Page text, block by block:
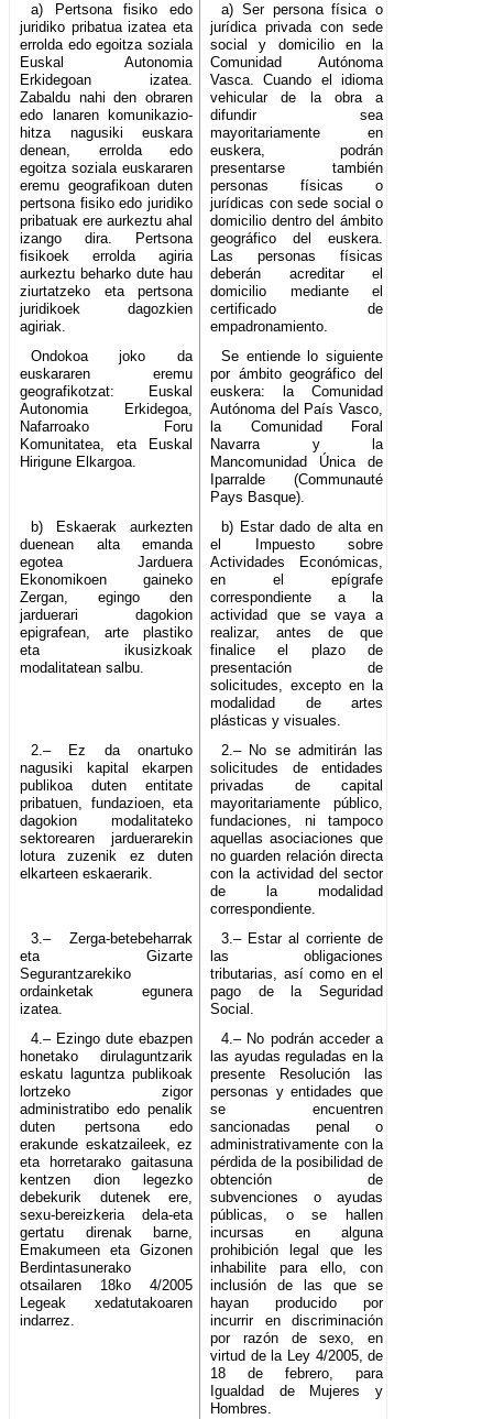
a) Pertsona fisiko edo
juridiko pribatua izatea eta
errolda edo egoitza soziala
Euskal Autonomia
Erkidegoan izatea.
Zabaldu nahi den obraren
edo lanaren komunikazio-
hitza nagusiki euskara
denean, errolda edo
egoitza soziala euskararen
eremu geografikoan duten
pertsona fisiko edo juridiko
pribatuak ere aurkeztu ahal
izango dira. Pertsona
fisikoek errolda agiria
aurkeztu beharko dute hau
ziurtatzeko eta pertsona
juridikoek dagozkien
agiriak.
a) Ser persona física o
jurídica privada con sede
social y domicilio en la
Comunidad Autónoma
Vasca. Cuando el idioma
vehicular de la obra a
difundir sea
mayoritariamente en
euskera, podrán
presentarse también
personas físicas o
jurídicas con sede social o
domicilio dentro del ámbito
geográfico del euskera.
Las personas físicas
deberán acreditar el
domicilio mediante el
certificado de
empadronamiento.
Ondokoa joko da
euskararen eremu
geografikotzat: Euskal
Autonomia Erkidegoa,
Nafarroako Foru
Komunitatea, eta Euskal
Hirigune Elkargoa.
Se entiende lo siguiente
por ámbito geográfico del
euskera: la Comunidad
Autónoma del País Vasco,
la Comunidad Foral
Navarra y la
Mancomunidad Única de
Iparralde (Communauté
Pays Basque).
b) Eskaerak aurkezten
duenean alta emanda
egotea Jarduera
Ekonomikoen gaineko
Zergan, egingo den
jarduerari dagokion
epigrafean, arte plastiko
eta ikusizkoak
modalitatean salbu.
b) Estar dado de alta en
el Impuesto sobre
Actividades Económicas,
en el epígrafe
correspondiente a la
actividad que se vaya a
realizar, antes de que
finalice el plazo de
presentación de
solicitudes, excepto en la
modalidad de artes
plásticas y visuales.
2.– Ez da onartuko
nagusiki kapital ekarpen
publikoa duten entitate
pribatuen, fundazioen, eta
dagokion modalitateko
sektorearen jarduerarekin
lotura zuzenik ez duten
elkarteen eskaerarik.
2.– No se admitirán las
solicitudes de entidades
privadas de capital
mayoritariamente público,
fundaciones, ni tampoco
aquellas asociaciones que
no guarden relación directa
con la actividad del sector
de la modalidad
correspondiente.
3.– Zerga-betebeharrak
eta Gizarte
Segurantzarekiko
ordainketak egunera
izatea.
3.– Estar al corriente de
las obligaciones
tributarias, así como en el
pago de la Seguridad
Social.
4.– Ezingo dute ebazpen
honetako dirulaguntzarik
eskatu laguntza publikoak
lortzeko zigor
administratibo edo penalik
duten pertsona edo
erakunde eskatzaileek, ez
eta horretarako gaitasuna
kentzen dion legezko
debekurik dutenek ere,
sexu-bereizkeria dela-eta
gertatu direnak barne,
Emakumeen eta Gizonen
Berdintasunerako
otsailaren 18ko 4/2005
Legeak xedatutakoaren
indarrez.
4.– No podrán acceder a
las ayudas reguladas en la
presente Resolución las
personas y entidades que
se encuentren
sancionadas penal o
administrativamente con la
pérdida de la posibilidad de
obtención de
subvenciones o ayudas
públicas, o se hallen
incursas en alguna
prohibición legal que les
inhabilite para ello, con
inclusión de las que se
hayan producido por
incurrir en discriminación
por razón de sexo, en
virtud de la Ley 4/2005, de
18 de febrero, para
Igualdad de Mujeres y
Hombres.